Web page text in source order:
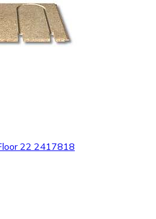
22 2417818